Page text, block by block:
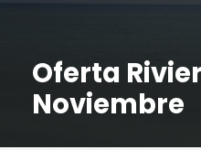
Oferta
Noviembre